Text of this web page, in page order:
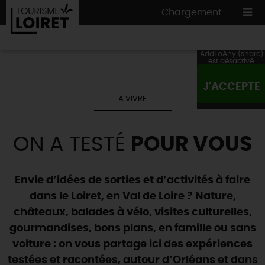
Chargement ...
ON A TESTÉPOUR VOUS
LES INCONTOURNABLESMADE IN LOIRET
HÉBERGEMENTS
RÉSERVER MAINTENANT
CULTURE
VILLES & VILLAGES
TOUTES LES VISITES
TOUS ÀL'EAU !
EN MODENATURE& AVENTURE
AUSSI
Où manger
Maîtresrestaurateurs
Nosmarchés
Artistes et Artisans d'Art
Nosspécialités du terroir etproducteurs
A NE PAS RATER
Téléchargez le Guide de l'été 2026 🤽🌞
Avis de fraicheur ici pour éviter la chaleur 🥵
TOURISME &HANDICAP
A VIVRE
ON A TESTÉ POUR VOUS
Envie d’idées de sorties et d’activités à faire
dans le Loiret, en Val de Loire ? Nature,
châteaux, balades à vélo, visites culturelles,
gourmandises, bons plans, en famille ou sans
voiture : on vous partage ici des expériences
testées et racontées, autour d’Orléans et dans
AddToAny (share)
est désactivé.
J'ACCEPTE